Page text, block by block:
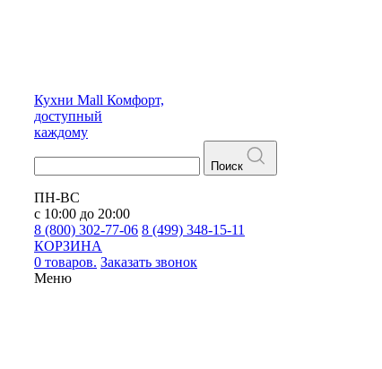
Кухни Mall Комфорт,
доступный
каждому
Поиск
ПН-ВС
с 10:00 до 20:00
8 (800) 302-77-06 8 (499) 348-15-11
КОРЗИНА
0 товаров. Заказать звонок
Меню